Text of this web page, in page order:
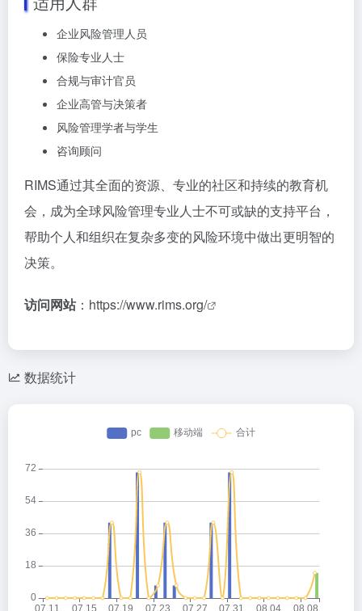
企业风险管理人员
保险专业人士
合规与审计官员
企业高管与决策者
风险管理学者与学生
咨询顾问
RIMS通过其全面的资源、专业的社区和持续的教育机
会，成为全球风险管理专业人士不可或缺的支持平台，
帮助个人和组织在复杂多变的风险环境中做出更明智的
决策。
访问网站： https://www.rims.org/
数据统计